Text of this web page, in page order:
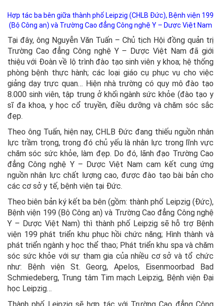
Hợp tác ba bên giữa thành phố Leipzig (CHLB Đức), Bệnh viện 199
(Bộ Công an) và Trường Cao đẳng Công nghệ Y – Dược Việt Nam
Tại đây, ông Nguyễn Văn Tuấn – Chủ tịch Hội đồng quản trị
Trường Cao đẳng Công nghệ Y – Dược Việt Nam đã giới
thiệu với Đoàn về lộ trình đào tạo sinh viên y khoa; hệ thống
phòng bệnh thực hành; các loại giáo cụ phục vụ cho việc
giảng dạy trực quan… Hiện nhà trường có quy mô đào tạo
8.000 sinh viên, tập trung ở khối ngành sức khỏe (đào tạo y
sĩ đa khoa, y học cổ truyền, điều dưỡng và chăm sóc sắc
đẹp.
Theo ông Tuấn, hiện nay, CHLB Đức đang thiếu nguồn nhân
lực trầm trọng, trong đó chủ yếu là nhân lực trong lĩnh vực
chăm sóc sức khỏe, làm đẹp. Do đó, lãnh đạo Trường Cao
đẳng Công nghệ Y – Dược Việt Nam cam kết cung ứng
nguồn nhân lực chất lượng cao, được đào tạo bài bản cho
các cơ sở y tế, bệnh viện tại Đức.
Theo biên bản ký kết ba bên (gồm: thành phố Leipzig (Đức),
Bệnh viện 199 (Bộ Công an) và Trường Cao đẳng Công nghệ
Y – Dược Việt Nam) thì thành phố Leipzig sẽ hỗ trợ Bệnh
viện 199 phát triển khu phục hồi chức năng; Hình thành và
phát triển ngành y học thể thao; Phát triển khu spa và chăm
sóc sức khỏe với sự tham gia của nhiều cơ sở và tổ chức
như: Bệnh viện St. Georg, Apelos, Eisenmoorbad Bad
Schmiedeberg, Trung tâm Tim mạch Leipzig, Bệnh viện Đại
học Leipzig…